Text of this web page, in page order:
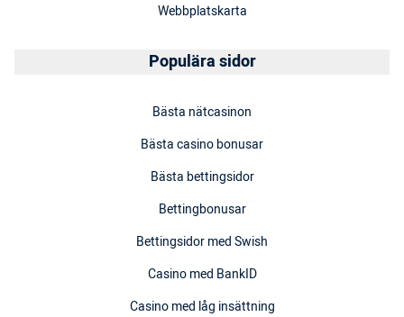
Webbplatskarta
Populära sidor
Bästa nätcasinon
Bästa casino bonusar
Bästa bettingsidor
Bettingbonusar
Bettingsidor med Swish
Casino med BankID
Casino med låg insättning